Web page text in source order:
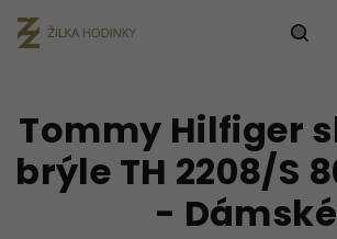
na
obsah
Tommy Hilfiger
brýle TH 2208/S
- Dámské